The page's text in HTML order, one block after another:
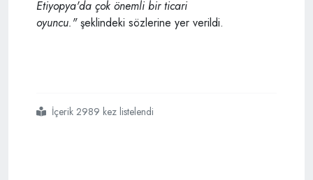
Etiyopya'da çok önemli bir ticari
oyuncu."şeklindeki sözlerine yer verildi.
#financial
#times
#türkiyenin
#afrika
#başarısını
#yazdıİçerik 2989 kez listelendi